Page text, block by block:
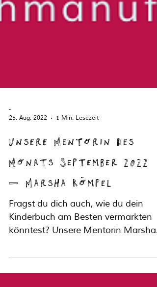
25. Aug. 2022
1 Min. Lesezeit
Unsere Mentorin des
Monats September 2022
– Marsha Kömpel
Kinderbuch am Besten vermarkten
könntest? Unsere Mentorin Marsha